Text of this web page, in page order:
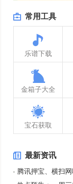
常用工具
乐谱下载
金箱子大全
宝石获取
最新资讯